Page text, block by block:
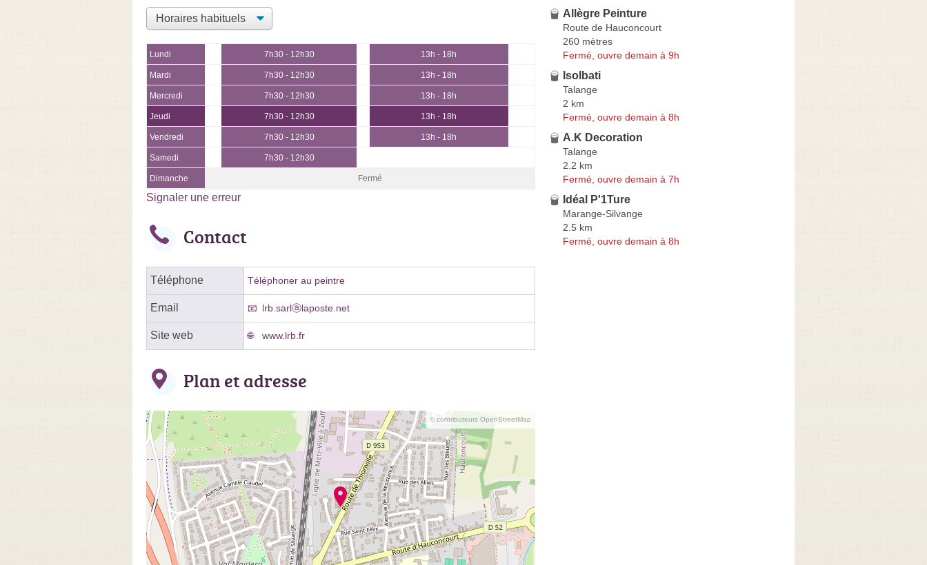
Lundi 7h30 - 12h30 13h - 18h
Mardi 7h30 - 12h30 13h - 18h
Mercredi 7h30 - 12h30 13h - 18h
Jeudi 7h30 - 12h30 13h - 18h
Vendredi 7h30 - 12h30 13h - 18h
Samedi 7h30 - 12h30
Dimanche Fermé
Signaler une erreur
Contact
Téléphone Téléphoner au peintre
Email lrb.sarlⓐlaposte.net
Site web www.lrb.fr
Plan et adresse
© contributeurs OpenStreetMap
Allègre Peinture
Route de Hauconcourt
260 mètres
Fermé, ouvre demain à 9h
Isolbati
Talange
2 km
Fermé, ouvre demain à 8h
A.K Decoration
Talange
2.2 km
Fermé, ouvre demain à 7h
Idéal P'1Ture
Marange-Silvange
2.5 km
Fermé, ouvre demain à 8h